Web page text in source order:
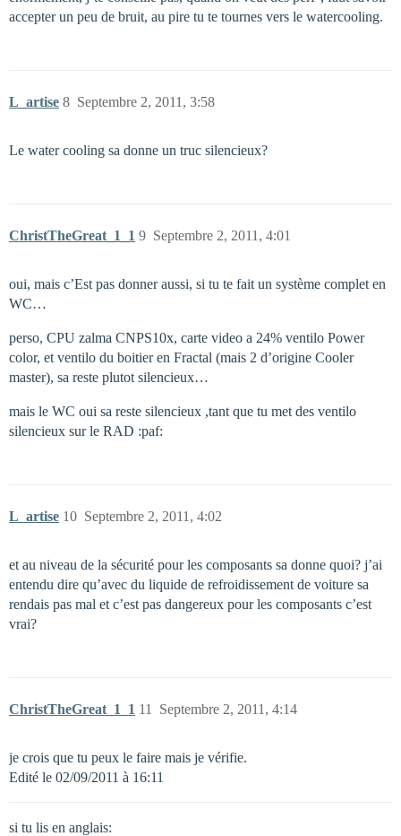
accepter un peu de bruit, au pire tu te tournes vers le watercooling.
L_artise Septembre 2, 2011, 3:58
8
Le water cooling sa donne un truc silencieux?
ChristTheGreat_1_1 Septembre 2, 2011, 4:01
9
oui, mais c’Est pas donner aussi, si tu te fait un système complet en
WC…
perso, CPU zalma CNPS10x, carte video a 24% ventilo Power
color, et ventilo du boitier en Fractal (mais 2 d’origine Cooler
master), sa reste plutot silencieux…
mais le WC oui sa reste silencieux ,tant que tu met des ventilo
silencieux sur le RAD :paf:
L_artise Septembre 2, 2011, 4:02
10
et au niveau de la sécurité pour les composants sa donne quoi? j’ai
entendu dire qu’avec du liquide de refroidissement de voiture sa
rendais pas mal et c’est pas dangereux pour les composants c’est
vrai?
ChristTheGreat_1_1 Septembre 2, 2011, 4:14
11
je crois que tu peux le faire mais je vérifie.
Edité le 02/09/2011 à 16:11
si tu lis en anglais: